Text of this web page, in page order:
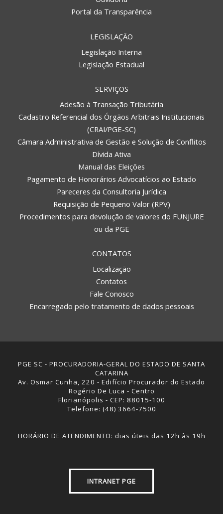
Portal da Transparência
LEGISLAÇÃO
Legislação Interna
Legislação Estadual
SERVIÇOS
Adesão à Transação Tributária
Cadastro Referencial dos Órgãos Arbitrais Institucionais
(CRAI/PGE-SC)
Câmara Administrativa de Gestão e Solução de Conflitos
Dívida Ativa
Manual das Eleições
Pagamento de Honorários Advocatícios ao Estado
Pareceres da Consultoria Jurídica
Requisição de Pequeno Valor (RPV)
Procedimentos para devolução de valores do FUNJURE
ou da PGE
CONTATOS
Localização
Contatos
Fale Conosco
Encarregado pelo tratamento de dados pessoais
PGE SC - PROCURADORIA-GERAL DO ESTADO DE SANTA
CATARINA
Av. Osmar Cunha, 220 - Edifício Procurador do Estado
Rogério De Luca - Centro
Florianópolis - CEP: 88015-100
Telefone: (48) 3664-7500
HORÁRIO DE ATENDIMENTO: dias úteis das 12h às 19h
INTRANET PGE